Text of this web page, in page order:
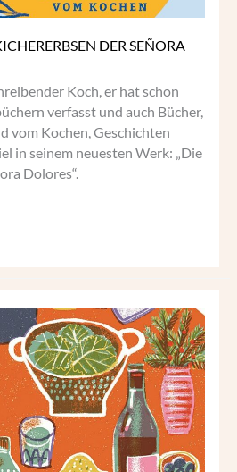
DER SEÑORA
Koch, er hat schon
verfasst und auch Bücher,
vom Kochen, Geschichten
in seinem neuesten Werk: „Die
Dolores“.